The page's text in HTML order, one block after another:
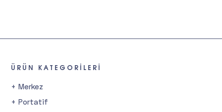
ÜRÜN KATEGORILERI
+ Merkez
+ Portatif